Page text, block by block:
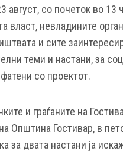
август, со почеток во 13
власт, невладините
и сите
теми и настани, за
со проектот.
и граѓаните на
Општина Гостивар, в
за двата настани ја